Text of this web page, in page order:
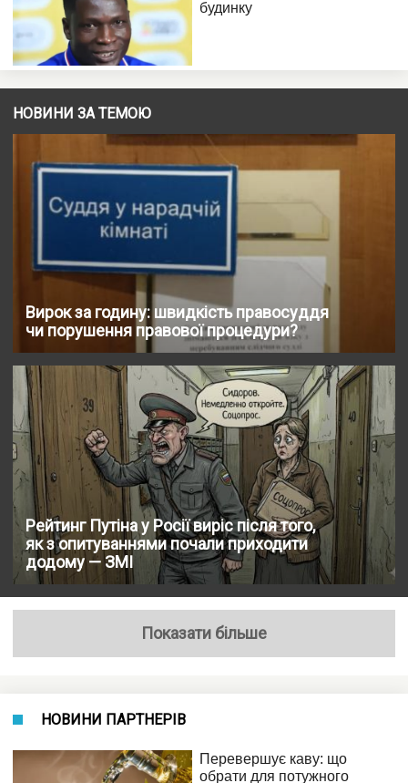
НОВИНИ ЗА ТЕМОЮ
Вирок за годину: швидкість правосуддя
чи порушення правової процедури?
Рейтинг Путіна у Росії виріс після того,
як з опитуваннями почали приходити
додому — ЗМІ
Показати більше
НОВИНИ ПАРТНЕРІВ